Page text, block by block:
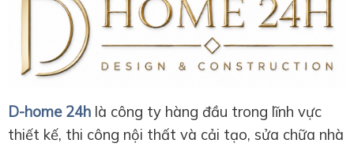
D-home 24h là công ty hàng đầu trong lĩnh vực
thiết kế, thi công nội thất và cải tạo, sửa chữa nhà